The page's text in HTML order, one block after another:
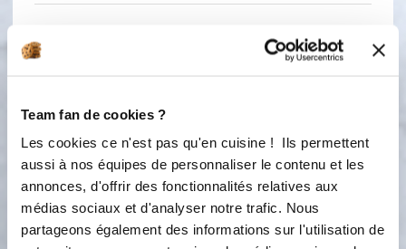
Team fan de cookies ?
Les cookies ce n'est pas qu'en cuisine ! Ils permettent
aussi à nos équipes de personnaliser le contenu et les
annonces, d'offrir des fonctionnalités relatives aux
médias sociaux et d'analyser notre trafic. Nous
partageons également des informations sur l'utilisation de
Étape 1 Préchauffer votre four à 180°
oeufs
2
Étape 2 Ajouter la compote de
pomme, le sucre de canne, la farine, la
bien mélanger pour avoir une
consistance fluide. Mettre dans les